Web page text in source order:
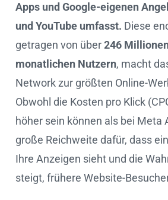
Apps und Google-eigenen
und YouTube umfasst. Diese
getragen von über246
monatlichen Nutzern, macht
Network zur größten Online-
Obwohl die Kosten pro Klick
höher sein können als bei Meta
große Reichweite dafür, dass
Ihre Anzeigen sieht und die
steigt, frühere Website-